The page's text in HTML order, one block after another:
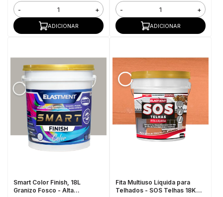
- +
ADICIONAR
- +
ADICIONAR
Smart Color Finish, 18L
Granizo Fosco - Alta
Fita Multiuso Líquida para
Telhados - SOS Telhas 18KG